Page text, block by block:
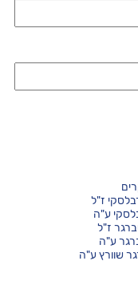
ז"ל
ע"ה
ז"ל
ע"ה
שוורץ ע"ה